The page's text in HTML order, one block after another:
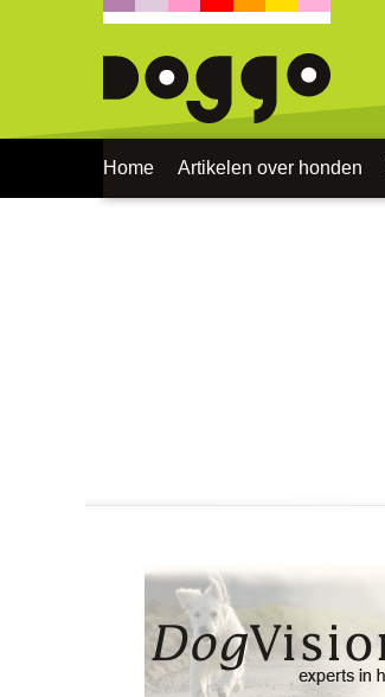
Home Artikelen over honden